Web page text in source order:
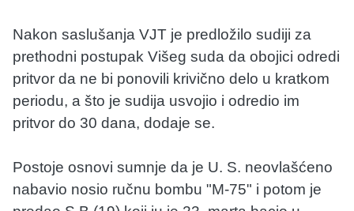
Nakon saslušanja VJT je predložilo sudiji za
prethodni postupak Višeg suda da obojici odredi
pritvor da ne bi ponovili krivično delo u kratkom
periodu, a što je sudija usvojio i odredio im
pritvor do 30 dana, dodaje se.
Postoje osnovi sumnje da je U. S. neovlašćeno
nabavio nosio ručnu bombu "M-75" i potom je